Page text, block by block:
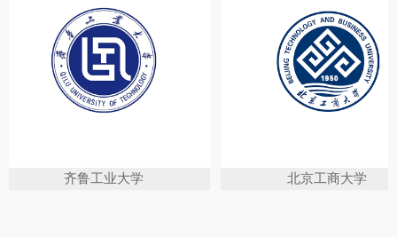
北京工商大学 上海市